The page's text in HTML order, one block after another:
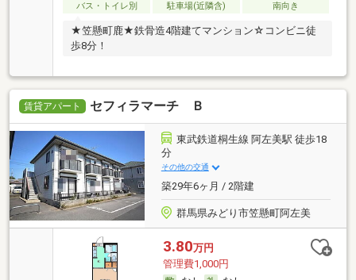
バス・トイレ別
駐車場(近隣含) 南向き
★笠懸町鹿★鉄骨造4階建てマンション☆コンビニ徒
歩8分！
賃貸アパート セフィラマーチ Ｂ
東武鉄道桐生線 阿左美駅 徒歩18
分
その他の交通
築29年6ヶ月 / 2階建
群馬県みどり市笠懸町阿左美
3.80万円
管理費1,000円